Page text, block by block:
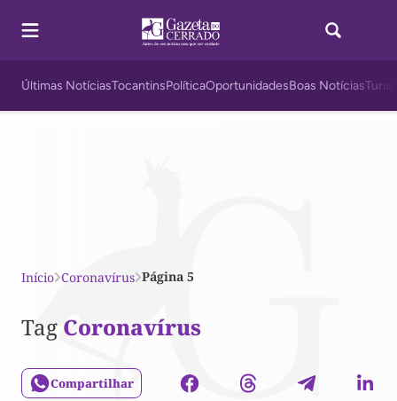
Últimas NotíciasTocantinsPolíticaOportunidadesBoas Notícias
Início Coronavírus Página 5
Tag Coronavírus
Compartilhar